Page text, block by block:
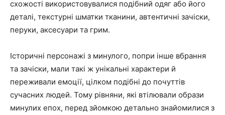
схожості використовувалися подібний одяг або його
деталі, текстурні шматки тканини, автентичні зачіски,
перуки, аксесуари та грим.
Історичні персонажі з минулого, попри інше вбрання
та зачіски, мали такі ж унікальні характери й
переживали емоції, цілком подібні до почуттів
сучасних людей. Тому рівняни, які втілювали образи
минулих епох, перед зйомкою детально знайомилися з